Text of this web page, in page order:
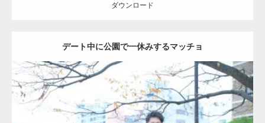
ダウンロード
デート中に公園で一休みするマッチョ
Update:2021.07.6